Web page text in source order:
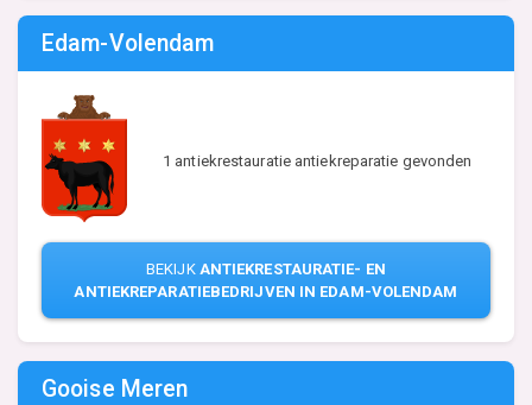
Edam-Volendam
1 antiekrestauratie antiekreparatie gevonden
BEKIJK ANTIEKRESTAURATIE- EN
ANTIEKREPARATIEBEDRIJVEN IN EDAM-VOLENDAM
Gooise Meren